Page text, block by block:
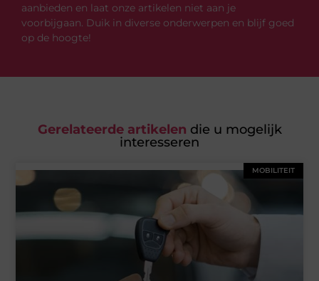
aanbieden en laat onze artikelen niet aan je
voorbijgaan. Duik in diverse onderwerpen en blijf goed
op de hoogte!
Gerelateerde artikelen die u mogelijk
interesseren
MOBILITEIT